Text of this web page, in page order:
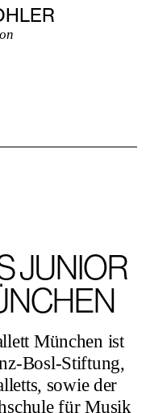
JUNIOR
München ist
Bosl-Stiftung,
sowie der
für Musik